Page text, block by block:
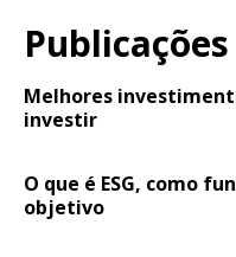
Melhores
investir
O que é ESG, como
objetivo